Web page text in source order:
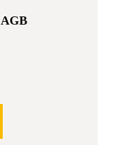
AGB